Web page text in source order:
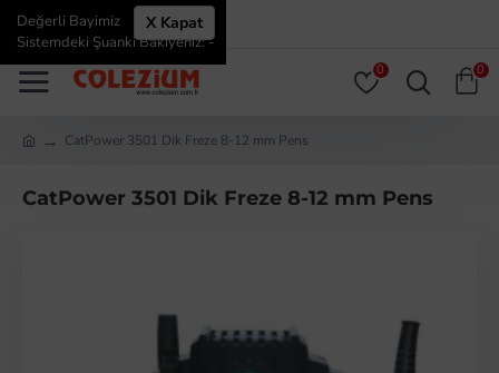
ÜYE GIRIŞI ÜYE OL
0 0
X Kapat
Değerli Bayimiz
Sistemdeki Şuanki Bakiyeniz: -
CatPower 3501 Dik Freze 8-12 mm Pens
CatPower 3501 Dik Freze 8-12 mm Pens